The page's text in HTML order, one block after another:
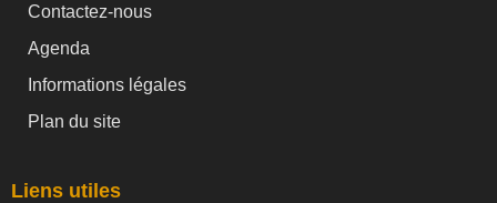
Contactez-nous
Agenda
Informations légales
Plan du site
Liens utiles